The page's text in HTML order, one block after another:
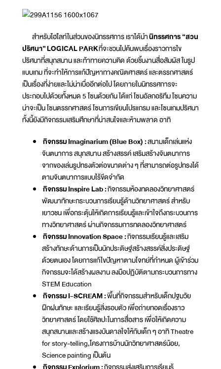
สำหรับไฮไลท์ในส่วนของนิทรรศการ เราได้นำนิทรรศการ “สวน
ปริศนา”LOGICAL PARKที่จะชวนไปค้นพบเรื่องราวการไข
ปริศนาที่สนุกสนาน และท้าทายความคิด ด้วยชิ้นงานสื่อสัมผัส ในรูป
แบบเกม ที่จะทำให้การแก้ปัญหาทางคณิตศาสตร์ และตรรกศาสตร์
เป็นเรื่องที่ง่ายและไม่น่าเบื่ออีกต่อไป โดยภายในนิทรรศการจะ
ประกอบไปด้วยทั้งหมด 5 โซนด้วยกัน ได้แก่ โซนอัลกอริทึม โซนความ
น่าจะเป็น โซนตรรกศาสตร์ โซนการเขียนโปรแกรม และโซนเกมปริศนา
ทั้งนี้ยังมีกิจกรรมเสริมศึกษาที่น่าสนใจและห้ามพลาด อาทิ
กิจกรรมImaginarium (Blue Box) :สนามเด็กเล่นแห่ง
จินตนาการ สนุกสนาน สร้างสรรค์ เสริมสร้างจินตนาการ
จากของเล่นรูปทรงตัวต่อขนาดต่าง ๆ ที่สามารถต่อรูปทรงได้
ตามจินตนาการแบบไร้ขีดจำกัด
กิจกรรมInspire Lab :กิจกรรมห้องทดลองวิทยาศาสตร์
พัฒนาทักษะกระบวนการเรียนรู้ด้านวิทยาศาสตร์ สำหรับ
เยาวชน เพื่อกระตุ้นให้เกิดการเรียนรู้และเข้าใจถึงกระบวนการ
ทางวิทยาศาสตร์ ผ่านกิจกรรมการทดลองวิทยาศาสตร์
กิจกรรมInnovation Space :กิจกรรมเรียนรู้และเสริม
สร้างทักษะด้านการเป็นนักประดิษฐ์สร้างสรรค์สิ่งประดิษฐ์
ด้วยตนเอง โดยการแก้ไขปัญหาตามโจทย์ที่กำหนด ผู้เข้าร่วม
กิจกรรมจะได้สร้างผลงาน ลงมือปฏิบัติตามกระบวนการทาง
STEM Education
กิจกรรมI-SCREAM :พื้นที่กิจกรรมสำหรับเด็กปฐมวัย
ฝึกฝนทักษะ และเรียนรู้สิ่งรอบตัว เพื่อถ่ายทอดเรื่องราว
วิทยาศาสตร์ โดยใช้ศิลปะในการสื่อสาร เพื่อให้เกิดความ
สนุกสนานและสร้างแรงบันดาลใจให้กับเด็ก ๆ อาทิ Theatre
for story-telling,โครงการบ้านนักวิทยาศาสตร์น้อย,
Science painting เป็นต้น